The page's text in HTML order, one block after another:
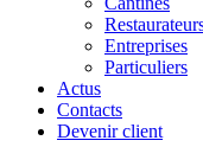
Entreprises
Particuliers
Actus
Contacts
Devenir client